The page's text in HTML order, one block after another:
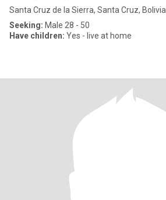
Santa Cruz de la Sierra, Santa Cruz, Bolivia
Seeking: Male 28 - 50
Have children: Yes - live at home